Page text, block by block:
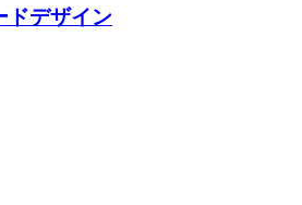
ドデザイン